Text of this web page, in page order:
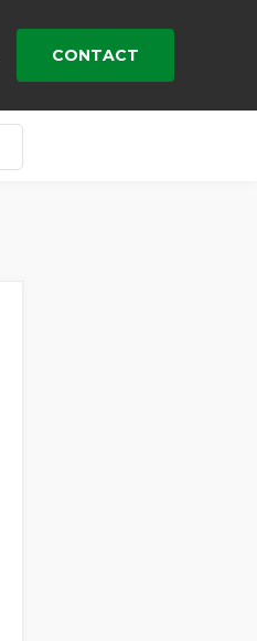
CONTACT